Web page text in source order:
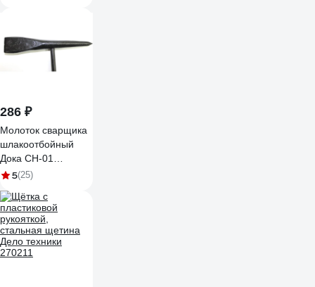
286 ₽
Молоток сварщика
шлакоотбойный
Дока СН-01
DK.0000.03529
5(25)